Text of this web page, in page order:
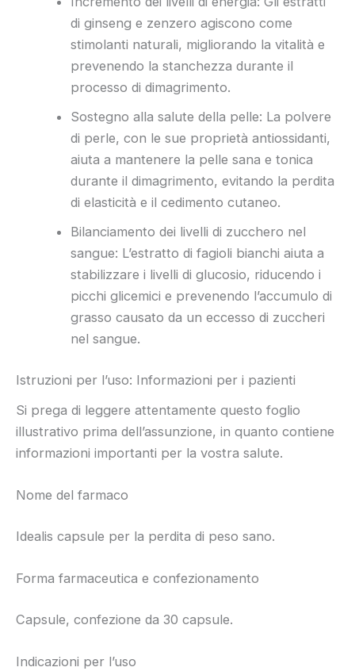
di ginseng e zenzero agiscono come
stimolanti naturali, migliorando la vitalità e
prevenendo la stanchezza durante il
processo di dimagrimento.
Sostegno alla salute della pelle: La polvere
di perle, con le sue proprietà antiossidanti,
aiuta a mantenere la pelle sana e tonica
durante il dimagrimento, evitando la perdita
di elasticità e il cedimento cutaneo.
Bilanciamento dei livelli di zucchero nel
sangue: L’estratto di fagioli bianchi aiuta a
stabilizzare i livelli di glucosio, riducendo i
picchi glicemici e prevenendo l’accumulo di
grasso causato da un eccesso di zuccheri
nel sangue.
Istruzioni per l’uso: Informazioni per i pazienti
Si prega di leggere attentamente questo foglio
illustrativo prima dell’assunzione, in quanto contiene
informazioni importanti per la vostra salute.
Nome del farmaco
Idealis capsule per la perdita di peso sano.
Forma farmaceutica e confezionamento
Capsule, confezione da 30 capsule.
Indicazioni per l’uso